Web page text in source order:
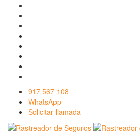
917 567 108
WhatsApp
Solicitar llamada